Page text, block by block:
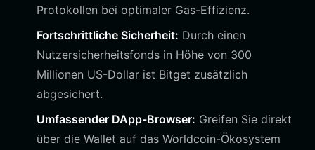
Protokollen bei optimaler Gas-Effizienz.
Fortschrittliche Sicherheit: Durch einen
Nutzersicherheitsfonds in Höhe von 300
Millionen US-Dollar ist Bitget zusätzlich
abgesichert.
Umfassender DApp-Browser: Greifen Sie direkt
über die Wallet auf das Worldcoin-Ökosystem